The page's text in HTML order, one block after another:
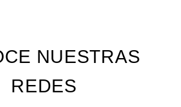
NUESTRAS
REDES